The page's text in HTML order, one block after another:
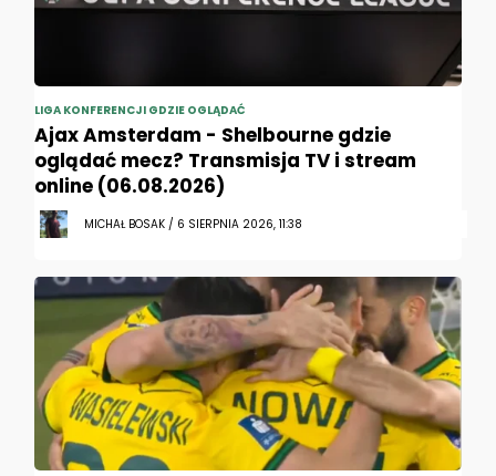
LIGA KONFERENCJI GDZIE OGLĄDAĆ
Ajax Amsterdam - Shelbourne gdzie
oglądać mecz? Transmisja TV i stream
online (06.08.2026)
MICHAŁ BOSAK / 6 SIERPNIA 2026, 11:38